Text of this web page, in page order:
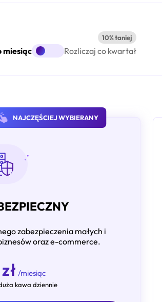
miesiąc Rozliczaj co kwartał
10% taniej
NAJCZĘŚCIEJ WYBIERANY
zabezpieczenia małych i
oraz e-commerce.
/miesiąc
kawa dziennie